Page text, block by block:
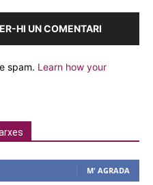
HI UN COMENTARI
spam. Learn how your
M' AGRADA